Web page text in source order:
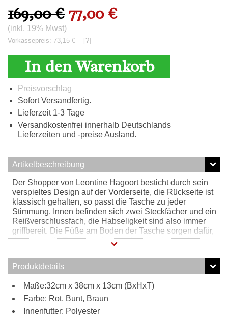
169,00 € 77,00 €
(inkl. 19% Mwst)
Vorkassepreis: 73,15 € [?]
In den Warenkorb
Preisvorschlag
Sofort Versandfertig.
Lieferzeit 1-3 Tage
Versandkostenfrei innerhalb Deutschlands
Lieferzeiten und -preise Ausland.
Artikelbeschreibung
Der Shopper von Leontine Hagoort besticht durch sein
verspieltes Design auf der Vorderseite, die Rückseite ist
klassisch gehalten, so passt die Tasche zu jeder
Stimmung. Innen befinden sich zwei Steckfächer und ein
Reißverschlussfach, die Habseligkeit sind also immer
griffbereit. Die Füße am Boden der Tasche sorgen dafür,
dass man die Tasche mal eben abstellen kann, ohne
Anhänger am Henkel kann auch als Schlüsselanhänger
benutzt werden.
Produktdetails
Maße:32cm x 38cm x 13cm (BxHxT)
Farbe: Rot, Bunt, Braun
Innenfutter: Polyester